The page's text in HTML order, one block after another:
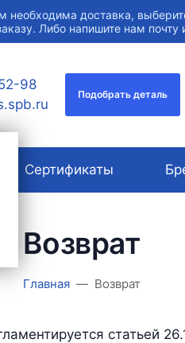
доставка,
Либо напишите нам
98
Подобрать деталь
Сертификаты
Возврат
Главная Возврат
статьей